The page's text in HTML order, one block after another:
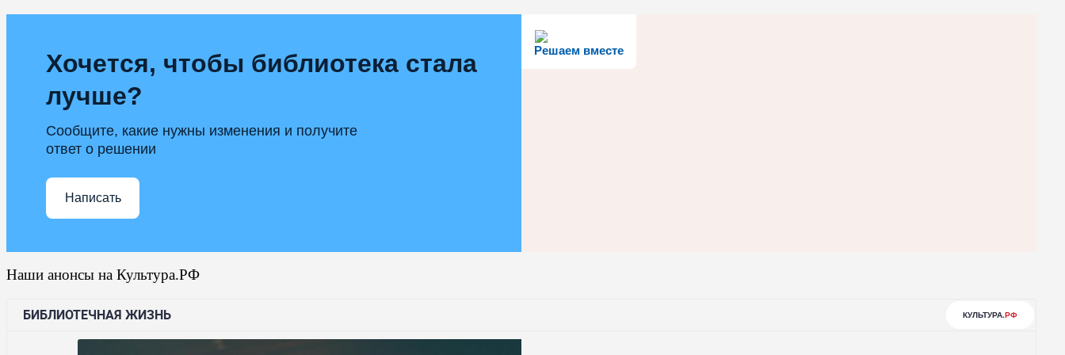
Решаем вместе
Хочется, чтобы библиотека стала
лучше?
Сообщите, какие нужны изменения и получите
ответ о решении
Написать
Наши анонсы на Культура.РФ